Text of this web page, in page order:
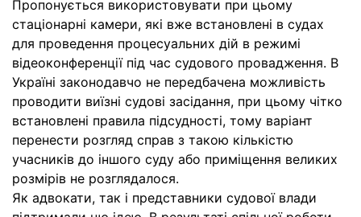
Пропонується використовувати при цьому
стаціонарні камери, які вже встановлені в судах
для проведення процесуальних дій в режимі
відеоконференції під час судового провадження. В
Україні законодавчо не передбачена можливість
проводити виїзні судові засідання, при цьому чітко
встановлені правила підсудності, тому варіант
перенести розгляд справ з такою кількістю
учасників до іншого суду або приміщення великих
розмірів не розглядалося.
Як адвокати, так і представники судової влади